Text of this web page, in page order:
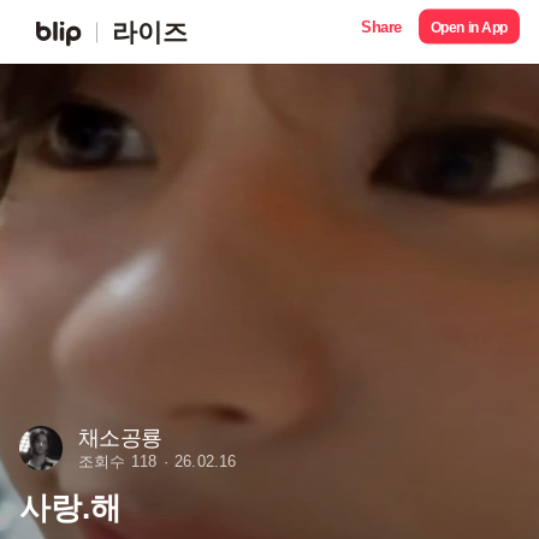
라이즈 Share Open in App
채소공룡
조회수 118 26.02.16
사랑.해